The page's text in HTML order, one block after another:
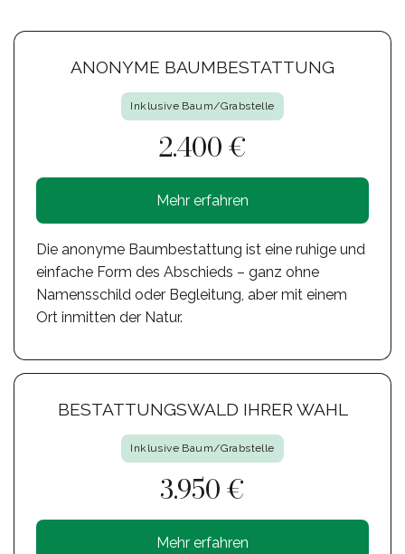
ANONYME BAUMBESTATTUNG
Inklusive Baum/Grabstelle
2.400 €
Mehr erfahren
Die anonyme Baumbestattung ist eine ruhige und
einfache Form des Abschieds – ganz ohne
Namensschild oder Begleitung, aber mit einem
Ort inmitten der Natur.
BESTATTUNGSWALD IHRER WAHL
Inklusive Baum/Grabstelle
3.950 €
Mehr erfahren